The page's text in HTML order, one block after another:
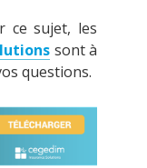
ce sujet, les
sont à
questions.